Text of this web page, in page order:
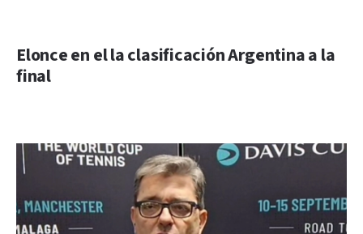
Elonce en el la clasificación Argentina a la
final